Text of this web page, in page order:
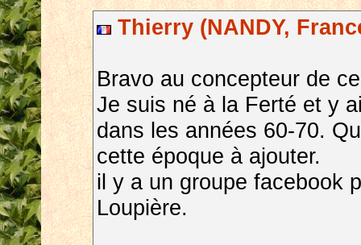
Thierry (NANDY,
Bravo au concepteur de
Je suis né à la Ferté et y
dans les années 60-70.
cette époque à ajouter.
il y a un groupe facebook
Loupière.